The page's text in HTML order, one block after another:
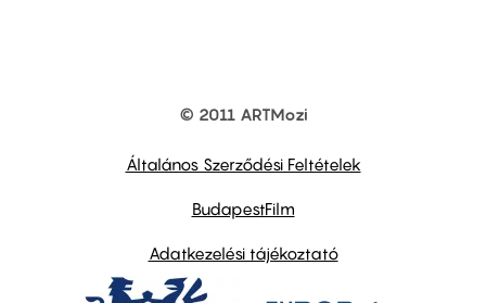
© 2011 ARTMozi
Általános Szerződési Feltételek
BudapestFilm
Adatkezelési tájékoztató